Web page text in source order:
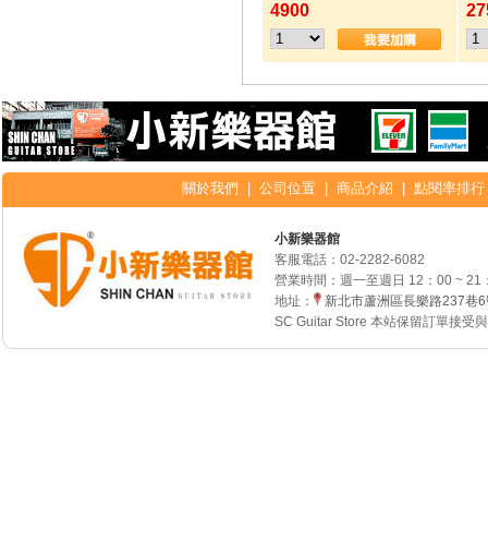
4900
關於我們 公司位置 商品介紹 點閱率排行
小新樂器館
客服電話： 02-2282-6082
營業時間：週一至週日 12：00 ~ 21
地址：
新北市蘆洲區長樂路237巷
SC Guitar Store 本站保留訂單接受